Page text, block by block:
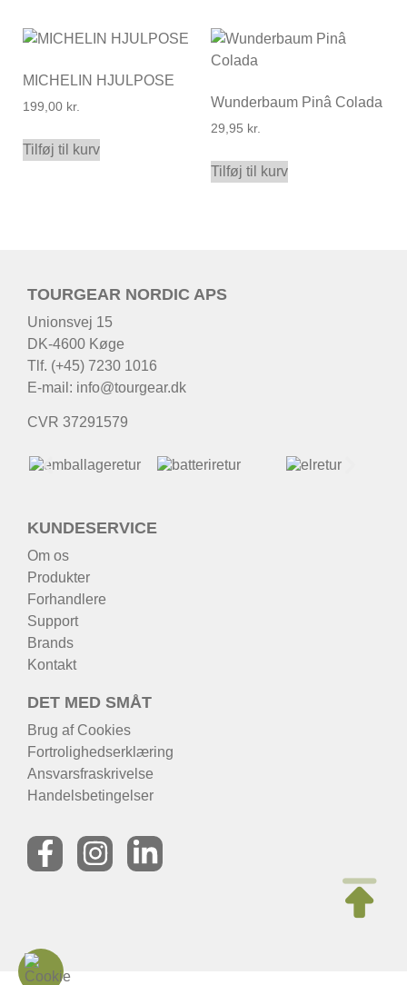
MICHELIN HJULPOSE
199,00 kr.
Tilføj til kurv
Wunderbaum Pinâ Colada
29,95 kr.
Tilføj til kurv
TOURGEAR NORDIC APS
Unionsvej 15
DK-4600 Køge
Tlf. (+45) 7230 1016
E-mail: info@tourgear.dk
CVR 37291579
KUNDESERVICE
Om os
Produkter
Forhandlere
Support
Brands
Kontakt
DET MED SMÅT
Brug af Cookies
Fortrolighedserklæring
Ansvarsfraskrivelse
Handelsbetingelser